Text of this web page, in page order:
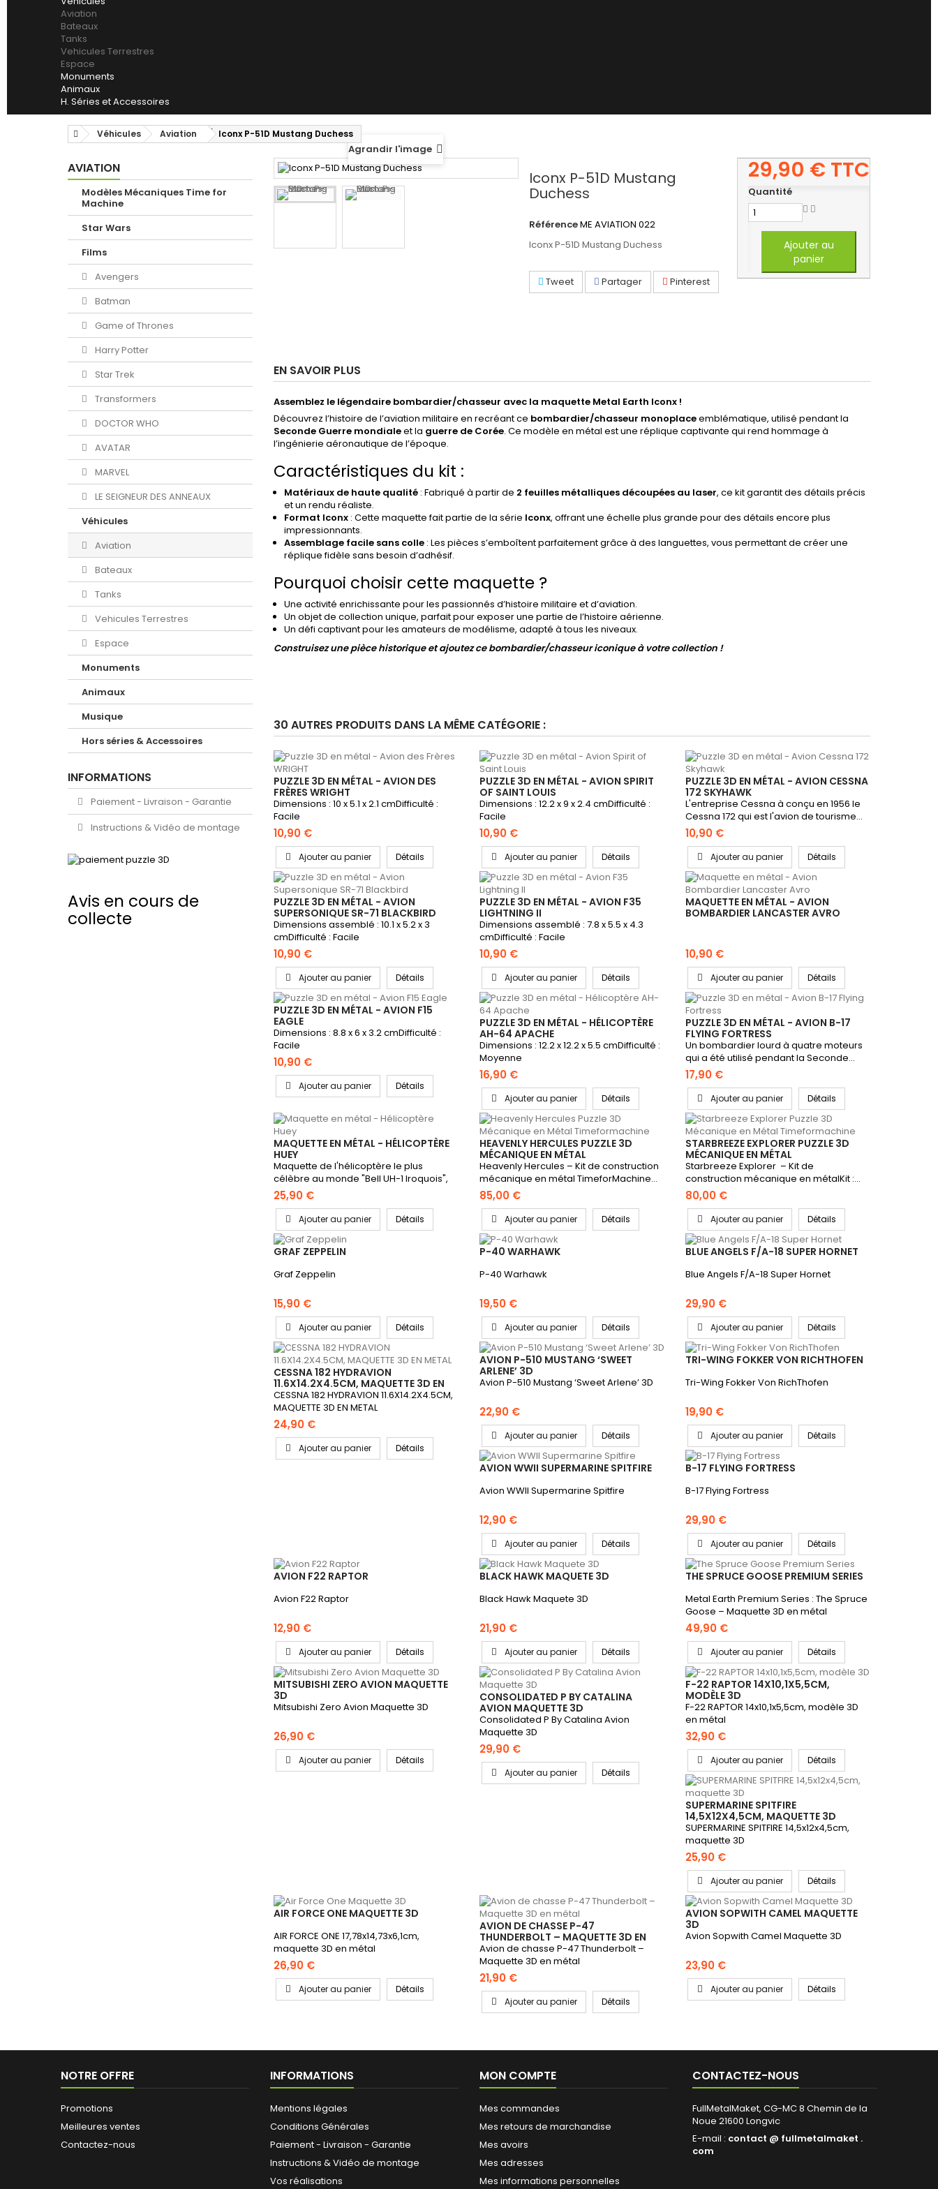
Aviation
Bateaux
Tanks
Vehicules Terrestres
Espace
Monuments
Animaux
H. Séries et Accessoires
Véhicules Aviation Iconx P-51D Mustang Duchess
AVIATION
Modèles Mécaniques Time for
Machine
Star Wars
Films
Avengers
Batman
Game of Thrones
Harry Potter
Star Trek
Transformers
DOCTOR WHO
AVATAR
MARVEL
LE SEIGNEUR DES ANNEAUX
Véhicules
Aviation
Bateaux
Tanks
Vehicules Terrestres
Espace
Monuments
Animaux
Musique
Hors séries & Accessoires
INFORMATIONS
Paiement - Livraison - Garantie
Instructions & Vidéo de montage
Avis en cours de
collecte
Agrandir l'image
Iconx P-51D Mustang
Duchess
RéférenceME AVIATION 022
Iconx P-51D Mustang Duchess
Tweet Partager Pinterest
29,90 € TTC
Quantité
Ajouter au
panier
EN SAVOIR PLUS
Assemblez le légendaire bombardier/chasseur avec la maquette Metal Earth Iconx !
Découvrez l’histoire de l’aviation militaire en recréant ce bombardier/chasseur monoplaceemblématique, utilisé pendant la
Seconde Guerre mondialeet la guerre de Corée. Ce modèle en métal est une réplique captivante qui rend hommage à
l’ingénierie aéronautique de l’époque.
Caractéristiques du kit :
Matériaux de haute qualité : Fabriqué à partir de 2 feuilles métalliques découpées au laser, ce kit garantit des détails précis
et un rendu réaliste.
Format Iconx : Cette maquette fait partie de la série Iconx, offrant une échelle plus grande pour des détails encore plus
impressionnants.
Assemblage facile sans colle : Les pièces s’emboîtent parfaitement grâce à des languettes, vous permettant de créer une
réplique fidèle sans besoin d’adhésif.
Pourquoi choisir cette maquette ?
Une activité enrichissante pour les passionnés d’histoire militaire et d’aviation.
Un objet de collection unique, parfait pour exposer une partie de l’histoire aérienne.
Un défi captivant pour les amateurs de modélisme, adapté à tous les niveaux.
Construisez une pièce historique et ajoutez ce bombardier/chasseur iconique à votre collection !
30 AUTRES PRODUITS DANS LA MÊME CATÉGORIE :
PUZZLE 3D EN MÉTAL - AVION DES
FRÈRES WRIGHT
Dimensions : 10 x 5.1 x 2.1 cmDifficulté :
Facile
10,90 €
Ajouter au panier Détails
PUZZLE 3D EN MÉTAL - AVION SPIRIT
OF SAINT LOUIS
Dimensions : 12.2 x 9 x 2.4 cmDifficulté :
Facile
10,90 €
Ajouter au panier Détails
PUZZLE 3D EN MÉTAL - AVION CESSNA
172 SKYHAWK
L'entreprise Cessna à conçu en 1956 le
Cessna 172 qui est l'avion de tourisme...
10,90 €
Ajouter au panier Détails
PUZZLE 3D EN MÉTAL - AVION
SUPERSONIQUE SR-71 BLACKBIRD
Dimensions assemblé : 10.1 x 5.2 x 3
cmDifficulté : Facile
10,90 €
Ajouter au panier Détails
PUZZLE 3D EN MÉTAL - AVION F35
LIGHTNING II
Dimensions assemblé : 7.8 x 5.5 x 4.3
cmDifficulté : Facile
10,90 €
Ajouter au panier Détails
MAQUETTE EN MÉTAL - AVION
BOMBARDIER LANCASTER AVRO
10,90 €
Ajouter au panier Détails
PUZZLE 3D EN MÉTAL - AVION F15
EAGLE
Dimensions : 8.8 x 6 x 3.2 cmDifficulté :
Facile
10,90 €
Ajouter au panier Détails
PUZZLE 3D EN MÉTAL - HÉLICOPTÈRE
AH-64 APACHE
Dimensions : 12.2 x 12.2 x 5.5 cmDifficulté :
Moyenne
16,90 €
Ajouter au panier Détails
PUZZLE 3D EN MÉTAL - AVION B-17
FLYING FORTRESS
Un bombardier lourd à quatre moteurs
qui a été utilisé pendant la Seconde...
17,90 €
Ajouter au panier Détails
MAQUETTE EN MÉTAL - HÉLICOPTÈRE
HUEY
Maquette de l'hélicoptère le plus
célèbre au monde "Bell UH-1 Iroquois",
plus...
25,90 €
Ajouter au panier Détails
HEAVENLY HERCULES PUZZLE 3D
MÉCANIQUE EN MÉTAL
TIMEFORMACHINE
Heavenly Hercules – Kit de construction
mécanique en métal TimeforMachine...
85,00 €
Ajouter au panier Détails
STARBREEZE EXPLORER PUZZLE 3D
MÉCANIQUE EN MÉTAL
TIMEFORMACHINE
Starbreeze Explorer – Kit de
construction mécanique en métalKit :...
80,00 €
Ajouter au panier Détails
GRAF ZEPPELIN
Graf Zeppelin
15,90 €
Ajouter au panier Détails
P-40 WARHAWK
P-40 Warhawk
19,50 €
Ajouter au panier Détails
BLUE ANGELS F/A-18 SUPER HORNET
Blue Angels F/A-18 Super Hornet
29,90 €
Ajouter au panier Détails
CESSNA 182 HYDRAVION
11.6X14.2X4.5CM, MAQUETTE 3D EN
METAL
CESSNA 182 HYDRAVION 11.6X14.2X4.5CM,
MAQUETTE 3D EN METAL
24,90 €
Ajouter au panier Détails
AVION P-510 MUSTANG ‘SWEET
ARLENE’ 3D
Avion P-510 Mustang ‘Sweet Arlene’ 3D
22,90 €
Ajouter au panier Détails
TRI-WING FOKKER VON RICHTHOFEN
Tri-Wing Fokker Von RichThofen
19,90 €
Ajouter au panier Détails
AVION WWII SUPERMARINE SPITFIRE
Avion WWII Supermarine Spitfire
12,90 €
Ajouter au panier Détails
B-17 FLYING FORTRESS
B-17 Flying Fortress
29,90 €
Ajouter au panier Détails
AVION F22 RAPTOR
Avion F22 Raptor
12,90 €
Ajouter au panier Détails
BLACK HAWK MAQUETE 3D
Black Hawk Maquete 3D
21,90 €
Ajouter au panier Détails
THE SPRUCE GOOSE PREMIUM SERIES
Metal Earth Premium Series : The Spruce
Goose – Maquette 3D en métal
49,90 €
Ajouter au panier Détails
MITSUBISHI ZERO AVION MAQUETTE
3D
Mitsubishi Zero Avion Maquette 3D
26,90 €
Ajouter au panier Détails
CONSOLIDATED P BY CATALINA
AVION MAQUETTE 3D
Consolidated P By Catalina Avion
Maquette 3D
29,90 €
Ajouter au panier Détails
F-22 RAPTOR 14X10,1X5,5CM,
MODÈLE 3D
F-22 RAPTOR 14x10,1x5,5cm, modèle 3D
en métal
32,90 €
Ajouter au panier Détails
SUPERMARINE SPITFIRE
14,5X12X4,5CM, MAQUETTE 3D
SUPERMARINE SPITFIRE 14,5x12x4,5cm,
maquette 3D
25,90 €
Ajouter au panier Détails
AIR FORCE ONE MAQUETTE 3D
AIR FORCE ONE 17,78x14,73x6,1cm,
maquette 3D en métal
26,90 €
Ajouter au panier Détails
AVION DE CHASSE P-47
THUNDERBOLT – MAQUETTE 3D EN
MÉTAL
Avion de chasse P-47 Thunderbolt –
Maquette 3D en métal
21,90 €
Ajouter au panier Détails
AVION SOPWITH CAMEL MAQUETTE
3D
Avion Sopwith Camel Maquette 3D
23,90 €
Ajouter au panier Détails
NOTRE OFFRE
Promotions
Meilleures ventes
Contactez-nous
INFORMATIONS
Mentions légales
Conditions Générales
Paiement - Livraison - Garantie
Instructions & Vidéo de montage
Vos réalisations
MON COMPTE
Mes commandes
Mes retours de marchandise
Mes avoirs
Mes adresses
Mes informations personnelles
CONTACTEZ-NOUS
FullMetalMaket, CG-MC 8 Chemin de la
Noue 21600 Longvic
E-mail : contact @ fullmetalmaket .
com